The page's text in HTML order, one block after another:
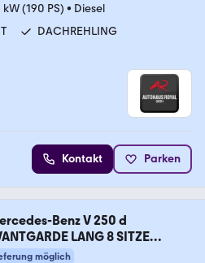
kW (190 PS) • Diesel
DACHREHLING
Kontakt Parken
Benz V 250 d
LANG 8 SITZE
möglich